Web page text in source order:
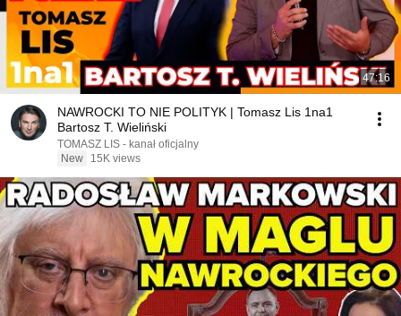
47:16
NAWROCKI TO NIE POLITYK | Tomasz Lis 1na1
Bartosz T. Wieliński
TOMASZ LIS - kanał oficjalny
New
15K views